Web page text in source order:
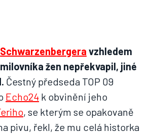
Schwarzenbergera vzhledem
žen nepřekvapil, jiné
Čestný předseda TOP 09
Echo24 k obvinění jeho
, se kterým se opakovaně
pivu, řekl, že mu celá historka